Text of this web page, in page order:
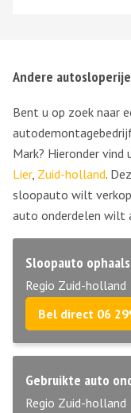
Andere
Bent u op zoek naar
Mark? Hieronder
Lier, Zuid-holland.
sloopauto wilt
auto onderdelen wilt
Sloopauto
Regio Zuid-holland
Bel direct 06
Gebruikte auto
Regio Zuid-holland